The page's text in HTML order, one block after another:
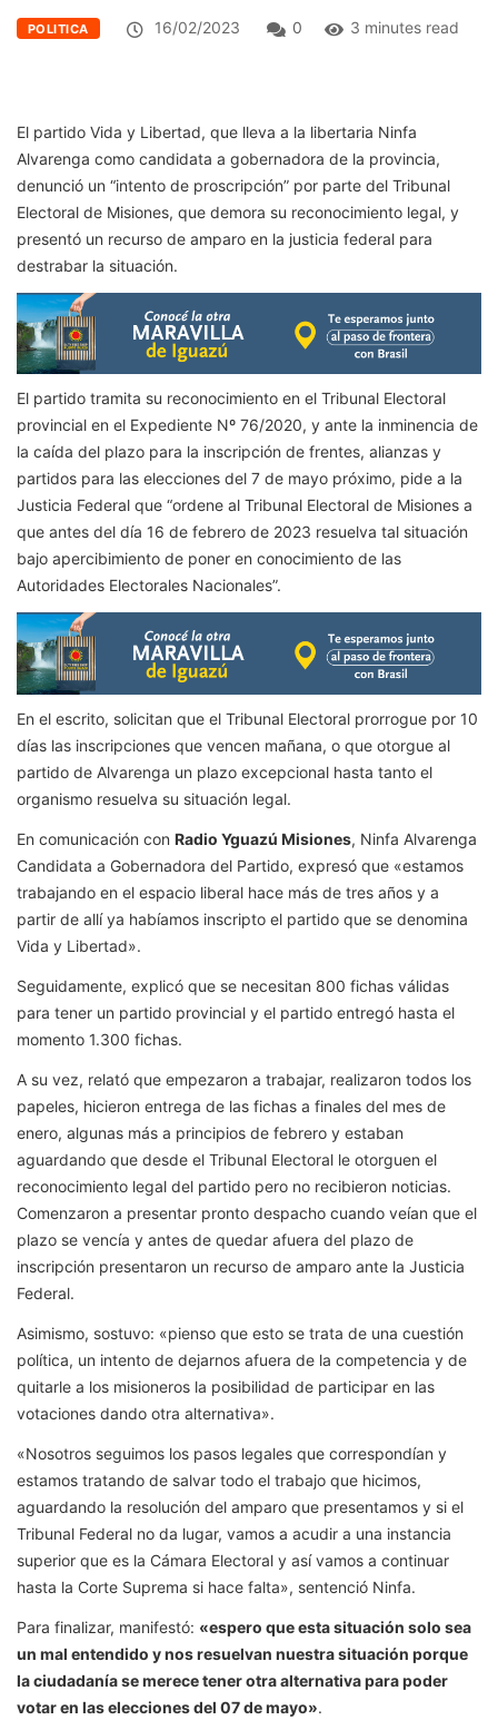
POLITICA 16/02/2023 0 3 minutes read
El partido Vida y Libertad, que lleva a la libertaria Ninfa
Alvarenga como candidata a gobernadora de la provincia,
denunció un “intento de proscripción” por parte del Tribunal
Electoral de Misiones, que demora su reconocimiento legal, y
presentó un recurso de amparo en la justicia federal para
destrabar la situación.
El partido tramita su reconocimiento en el Tribunal Electoral
provincial en el Expediente Nº 76/2020, y ante la inminencia de
la caída del plazo para la inscripción de frentes, alianzas y
partidos para las elecciones del 7 de mayo próximo, pide a la
Justicia Federal que “ordene al Tribunal Electoral de Misiones a
que antes del día 16 de febrero de 2023 resuelva tal situación
bajo apercibimiento de poner en conocimiento de las
Autoridades Electorales Nacionales”.
En el escrito, solicitan que el Tribunal Electoral prorrogue por 10
días las inscripciones que vencen mañana, o que otorgue al
partido de Alvarenga un plazo excepcional hasta tanto el
organismo resuelva su situación legal.
En comunicación con Radio Yguazú Misiones, Ninfa Alvarenga
Candidata a Gobernadora del Partido, expresó que «estamos
trabajando en el espacio liberal hace más de tres años y a
partir de allí ya habíamos inscripto el partido que se denomina
Vida y Libertad».
Seguidamente, explicó que se necesitan 800 fichas válidas
para tener un partido provincial y el partido entregó hasta el
momento 1.300 fichas.
A su vez, relató que empezaron a trabajar, realizaron todos los
papeles, hicieron entrega de las fichas a finales del mes de
enero, algunas más a principios de febrero y estaban
aguardando que desde el Tribunal Electoral le otorguen el
reconocimiento legal del partido pero no recibieron noticias.
Comenzaron a presentar pronto despacho cuando veían que el
plazo se vencía y antes de quedar afuera del plazo de
inscripción presentaron un recurso de amparo ante la Justicia
Federal.
Asimismo, sostuvo: «pienso que esto se trata de una cuestión
política, un intento de dejarnos afuera de la competencia y de
quitarle a los misioneros la posibilidad de participar en las
votaciones dando otra alternativa».
«Nosotros seguimos los pasos legales que correspondían y
estamos tratando de salvar todo el trabajo que hicimos,
aguardando la resolución del amparo que presentamos y si el
Tribunal Federal no da lugar, vamos a acudir a una instancia
superior que es la Cámara Electoral y así vamos a continuar
hasta la Corte Suprema si hace falta», sentenció Ninfa.
Para finalizar, manifestó: «espero que esta situación solo sea
un mal entendido y nos resuelvan nuestra situación porque
la ciudadanía se merece tener otra alternativa para poder
votar en las elecciones del 07 de mayo».